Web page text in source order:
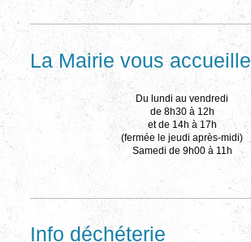
La Mairie vous accueille
Du lundi au vendredi
de 8h30 à 12h
et de 14h à 17h
(fermée le jeudi après-midi)
Samedi de 9h00 à 11h
Info déchéterie